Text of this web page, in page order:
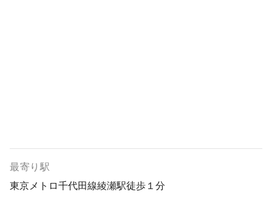
最寄り駅
東京メトロ千代田線綾瀬駅徒歩１分